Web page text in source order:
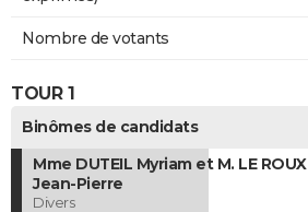
Nombre de votants
TOUR 1
Binômes de candidats
Mme DUTEIL Myriam et M. LE ROUX
Jean-Pierre
Divers